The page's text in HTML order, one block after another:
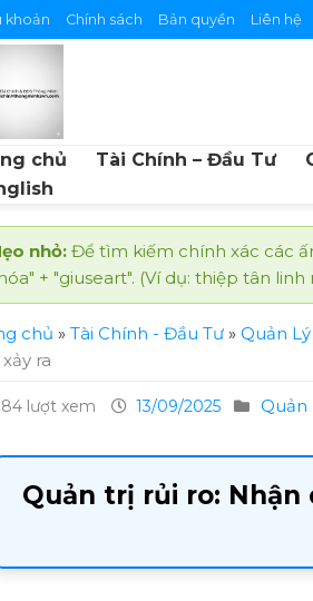
khoản Chính sách Bản quyền Liên hệ
chủ Tài Chính – Đầu Tư
nhỏ: Để tìm kiếm chính xác các
+ "giuseart". (Ví dụ: thiệp tân
chủ » Tài Chính - Đầu Tư » Quản
ra
lượt xem 13/09/2025 Quản
Quản trị rủi ro: